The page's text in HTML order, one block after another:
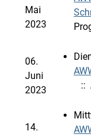
Mai
2023
06.
Juni
2023
::
14.